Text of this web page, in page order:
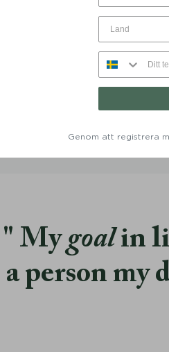
Hundhalsband Stockholm Läder
Denjo Dogs
My goalin
a person my
Genom att registrera